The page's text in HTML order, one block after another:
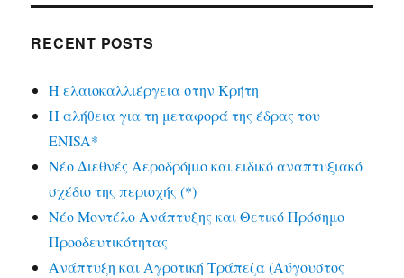
RECENT POSTS
Η ελαιοκαλλιέργεια στην Κρήτη
Η αλήθεια για τη μεταφορά της έδρας του
ENISA*
Νέο Διεθνές Αεροδρόμιο και ειδικό αναπτυξιακό
σχέδιο της περιοχής (*)
Νέο Μοντέλο Ανάπτυξης και Θετικό Πρόσημο
Προοδευτικότητας
Ανάπτυξη και Αγροτική Τράπεζα (Αύγουστος